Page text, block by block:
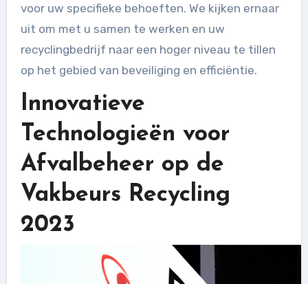
voor uw specifieke behoeften. We kijken ernaar
uit om met u samen te werken en uw
recyclingbedrijf naar een hoger niveau te tillen
op het gebied van beveiliging en efficiëntie.
Innovatieve
Technologieën voor
Afvalbeheer op de
Vakbeurs Recycling
2023